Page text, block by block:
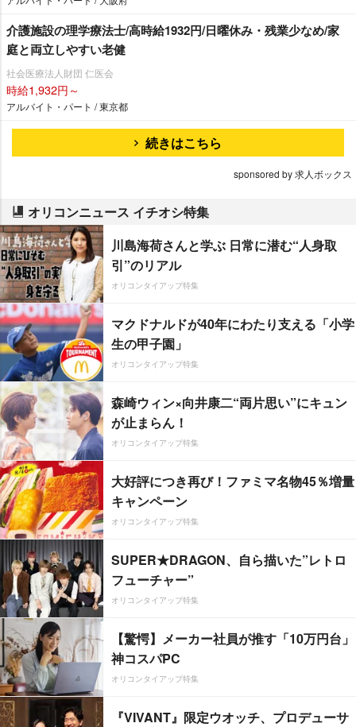
介護施設の理学療法士/高時給1932円/日曜休み・残業少なめ/家
庭と両立しやすい老健
社会医療法人財団 仁医会
時給1,932円～
アルバイト・パート / 東京都
続きはこちら
sponsored by 求人ボックス
オリコンニュース イチオシ特集
川島海荷さんと学ぶ 日常に潜む“人身取
引”のリアル
オリコンタイアップ特集
マクドナルドが40年にわたり支える「小学
生の甲子園」
オリコンタイアップ特集
森崎ウィン×向井康二“両片思い”にキュン
が止まらん！
オリコンタイアップ特集
大好評につき再び！ファミマ名物45％増量
キャンペーン
オリコンタイアップ特集
SUPER★DRAGON、自ら描いた”レトロ
フューチャー”
オリコンタイアップ特集
【驚愕】メーカー社員が推す「10万円台」
神コスパPC
オリコンタイアップ特集
『VIVANT』限定ウオッチ、プロデューサ